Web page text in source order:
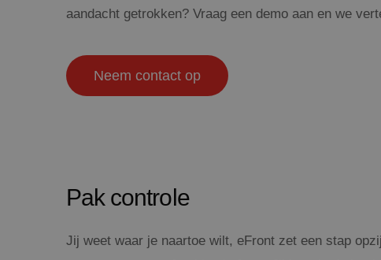
aandacht getrokken? Vraag een demo aan en we
Neem contact op
Pak controle
Jij weet waar je naartoe wilt, eFront zet een stap